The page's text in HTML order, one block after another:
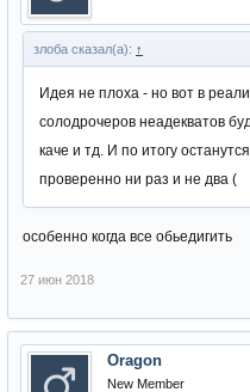
злоба сказал(а): ↑
Идея не плоха - но вот в
солодрочеров неадекватов
каче и тд. И по итогу
проверенно ни раз и не два (
особенно когда все обьедигить
27 июн 2018
Oragon
New Member